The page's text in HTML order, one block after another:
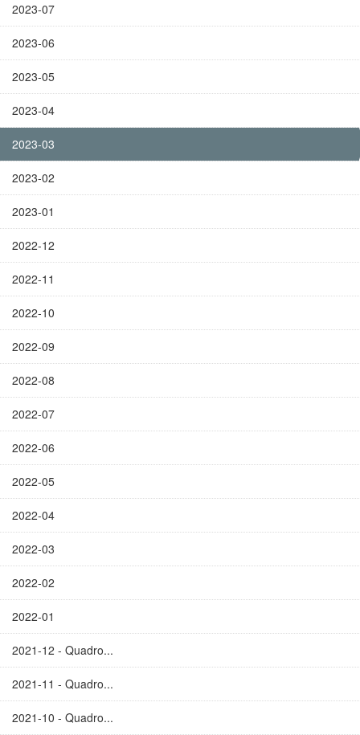
2023-07
2023-06
2023-05
2023-04
2023-03
2023-02
2023-01
2022-12
2022-11
2022-10
2022-09
2022-08
2022-07
2022-06
2022-05
2022-04
2022-03
2022-02
2022-01
2021-12 - Quadro...
2021-11 - Quadro...
2021-10 - Quadro...